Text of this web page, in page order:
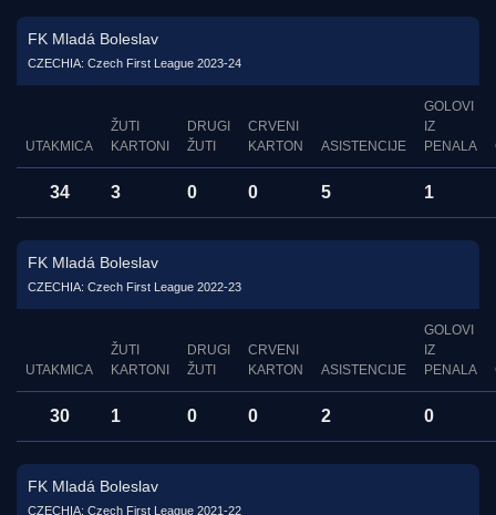
FK Mladá Boleslav
CZECHIA: Czech First League 2023-24
UTAKMICA
ŽUTI
KARTONI
DRUGI
ŽUTI
CRVENI
KARTON
ASISTENCIJE
GOLOVI
IZ
PENALA
34 3 0 0 5 1
FK Mladá Boleslav
CZECHIA: Czech First League 2022-23
UTAKMICA
ŽUTI
KARTONI
DRUGI
ŽUTI
CRVENI
KARTON
ASISTENCIJE
GOLOVI
IZ
PENALA
30 1 0 0 2 0
FK Mladá Boleslav
CZECHIA: Czech First League 2021-22